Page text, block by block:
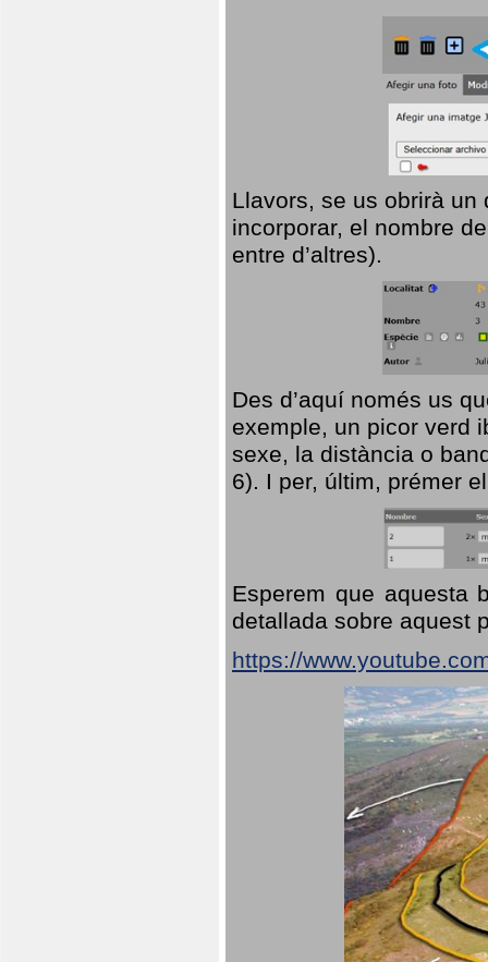
Llavors, se us obrirà
incorporar, el nombre
entre d’altres).
Des d’aquí només us
exemple, un picor verd
sexe, la distància o
6). I per, últim, prémer
Esperem que aquesta
detallada sobre aquest
https://